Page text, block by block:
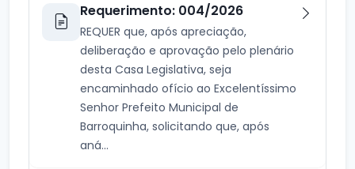
Requerimento: 004/2026
REQUER que, após apreciação,
deliberação e aprovação pelo plenário
desta Casa Legislativa, seja
encaminhado ofício ao Excelentíssimo
Senhor Prefeito Municipal de
Barroquinha, solicitando que, após
aná...